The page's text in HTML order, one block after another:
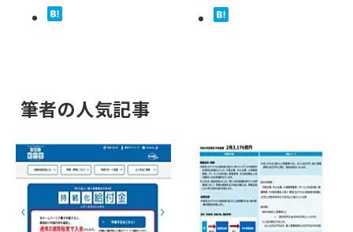
筆者の人気記事